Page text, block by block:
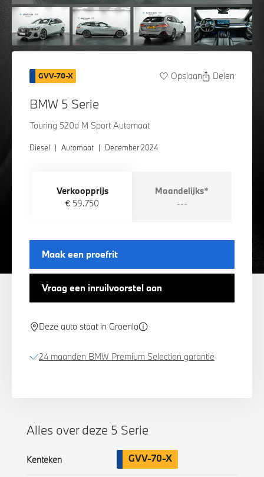
GVV-70-X Opslaan Delen
BMW 5 Serie
Touring 520d M Sport Automaat
Diesel | Automaat | December 2024
Verkoopprijs
€ 59.750
Maandelijks*
---
Maak een proefrit
Vraag een inruilvoorstel aan
Deze auto staat in Groenlo
24 maanden BMW Premium Selection garantie
Alles over deze 5 Serie
Kenteken GVV-70-X